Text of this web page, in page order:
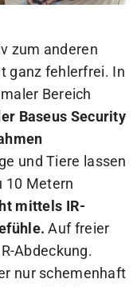
zum anderen
ganz fehlerfrei. In
Bereich
Baseus Security
und Tiere lassen
10 Metern
mittels IR-
Auf freier
Abdeckung.
nur schemenhaft